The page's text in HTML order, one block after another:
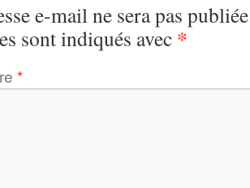
e-mail ne sera pas
sont indiqués avec *
*